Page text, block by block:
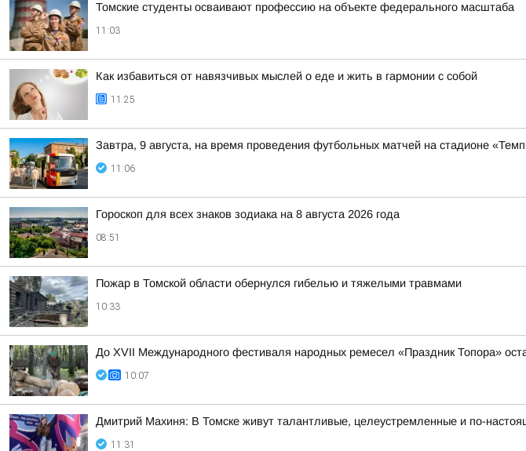
Томские студенты осваивают профессию на объекте федерального масштаба
11:03
Как избавиться от навязчивых мыслей о еде и жить в гармонии с собой
11:25
Завтра, 9 августа, на время проведения футбольных матчей на стадионе
11:06
Гороскоп для всех знаков зодиака на 8 августа 2026 года
08:51
Пожар в Томской области обернулся гибелью и тяжелыми травмами
10:33
До XVII Международного фестиваля народных ремесел «Праздник Топора»
10:07
Дмитрий Махиня: В Томске живут талантливые, целеустремленные и по-
11:31